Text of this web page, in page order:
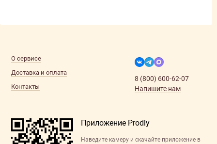
О сервисе
Доставка и оплата
Контакты
8 (800) 600-62-07
Напишите нам
Приложение Prodly
Наведите камеру и скачайте приложение в